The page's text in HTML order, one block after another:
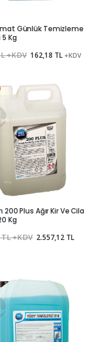
Günlük Temizleme
Kg
+KDV 162,18 TL +KDV
200 Plus Ağır Kir Ve Cila
Kg
+KDV 2.557,12 TL